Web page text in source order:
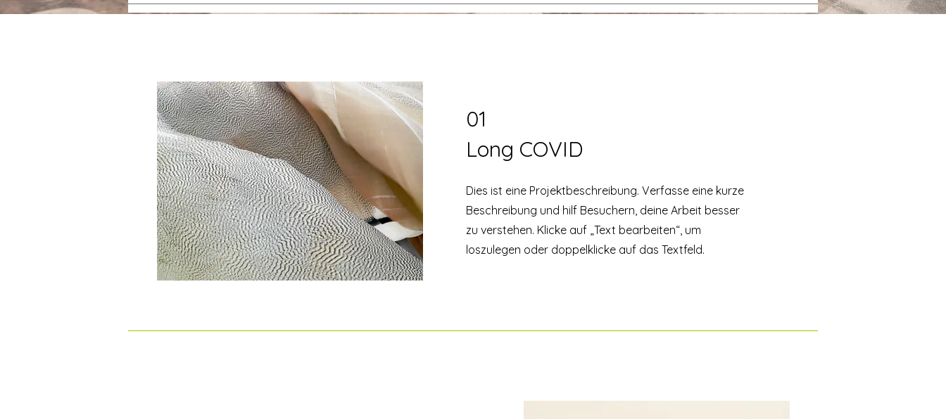
01
Long COVID
Dies ist eine Projektbeschreibung. Verfasse eine kurze
Beschreibung und hilf Besuchern, deine Arbeit besser
zu verstehen. Klicke auf „Text bearbeiten“, um
loszulegen oder doppelklicke auf das Textfeld.